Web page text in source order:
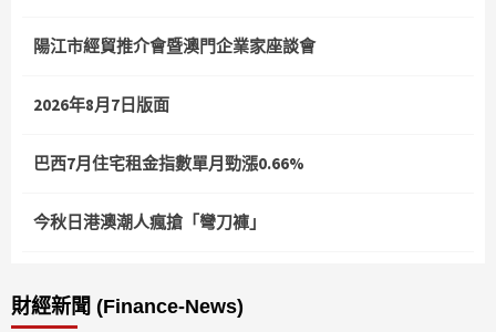
陽江市經貿推介會暨澳門企業家座談會
2026年8月7日版面
巴西7月住宅租金指數單月勁漲0.66%
今秋日港澳潮人瘋搶「彎刀褲」
財經新聞 (Finance-News)